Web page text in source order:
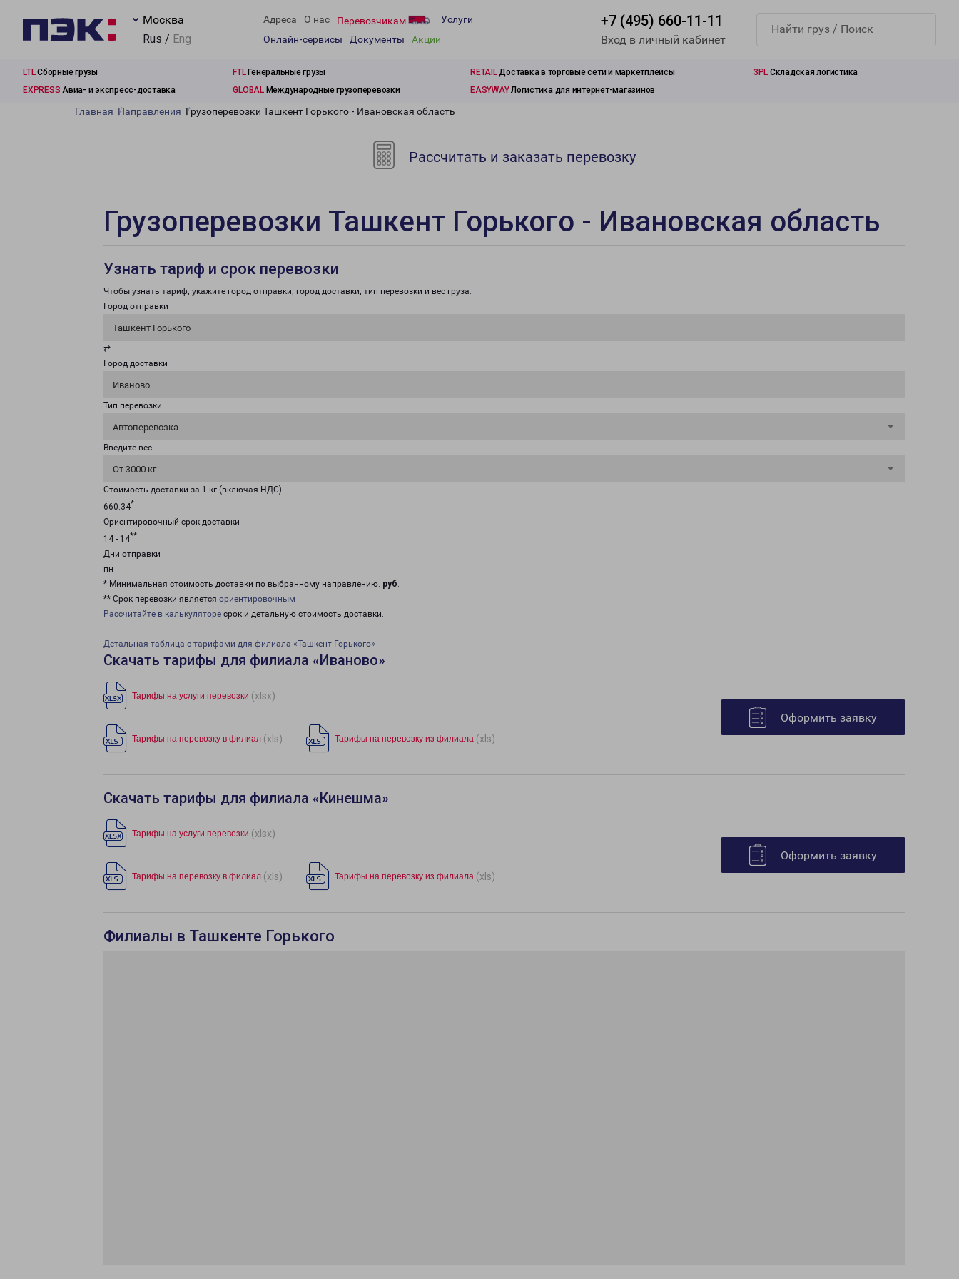
Москва
Rus / Eng
Адреса О нас Перевозчикам
Услуги
Онлайн-сервисы
Документы Акции
+7 (495) 660-11-11
Вход в личный кабинет
LTLСборные грузы FTLГенеральные грузы RETAILДоставка в торговые сети и маркетплейсы 3PL Складская логистика
EXPRESS Авиа- и экспресс-доставка GLOBALМеждународные грузоперевозки EASYWAYЛогистика для интернет-магазинов
Главная Направления Грузоперевозки Ташкент Горького - Ивановская область
Рассчитать и заказать перевозку
Грузоперевозки Ташкент Горького - Ивановская область
Узнать тариф и срок перевозки
Чтобы узнать тариф, укажите город отправки, город доставки, тип перевозки и вес груза.
Город отправки
Ташкент Горького
⇄
Город доставки
Иваново
Тип перевозки
Автоперевозка
Введите вес
От 3000 кг
Стоимость доставки за 1 кг (включая НДС)
660.34*
Ориентировочный срок доставки
14 - 14**
Дни отправки
пн
* Минимальная стоимость доставки по выбранному направлению: руб.
** Срок перевозки является ориентировочным
Рассчитайте в калькуляторе срок и детальную стоимость доставки.
Детальная таблица с тарифами для филиала «Ташкент Горького»
Скачать тарифы для филиала «Иваново»
Тарифы на услуги перевозки (xlsx)
Тарифы на перевозку в филиал (xls) Тарифы на перевозку из филиала (xls)
Оформить заявку
Скачать тарифы для филиала «Кинешма»
Тарифы на услуги перевозки (xlsx)
Тарифы на перевозку в филиал (xls) Тарифы на перевозку из филиала (xls)
Оформить заявку
Филиалы в Ташкенте Горького